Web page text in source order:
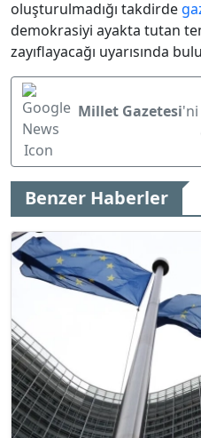
oluşturulmadığı takdirde
demokrasiyi ayakta tutan
zayıflayacağı uyarısında
Millet Gazetesi
Benzer Haberler